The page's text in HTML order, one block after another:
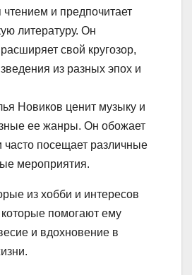
чтением и предпочитает
литературу. Он
свой кругозор,
из разных эпох и
Новиков ценит музыку и
ее жанры. Он обожает
часто посещает различные
мероприятия.
из хобби и интересов
помогают ему
и вдохновение в